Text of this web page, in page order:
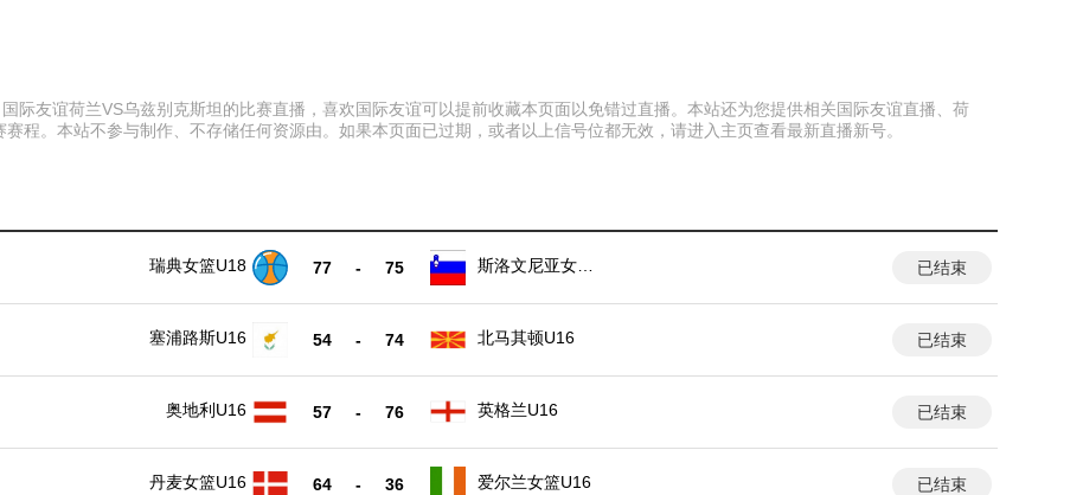
际友谊荷兰VS乌兹别克斯坦的比赛直播，喜欢国际友谊可以提前收藏本页面以免错过直播。本站还为您提供相关国际友谊直播、荷
程。本站不参与制作、不存储任何资源由。如果本页面已过期，或者以上信号位都无效，请进入主页查看最新直播新号。
瑞典女篮U18 77 - 75
斯洛文尼亚女篮U
已结束
塞浦路斯U16 54 - 74 北马其顿U16 已结束
奥地利U16 57 - 76 英格兰U16 已结束
丹麦女篮U16 64 - 36 爱尔兰女篮U16 已结束